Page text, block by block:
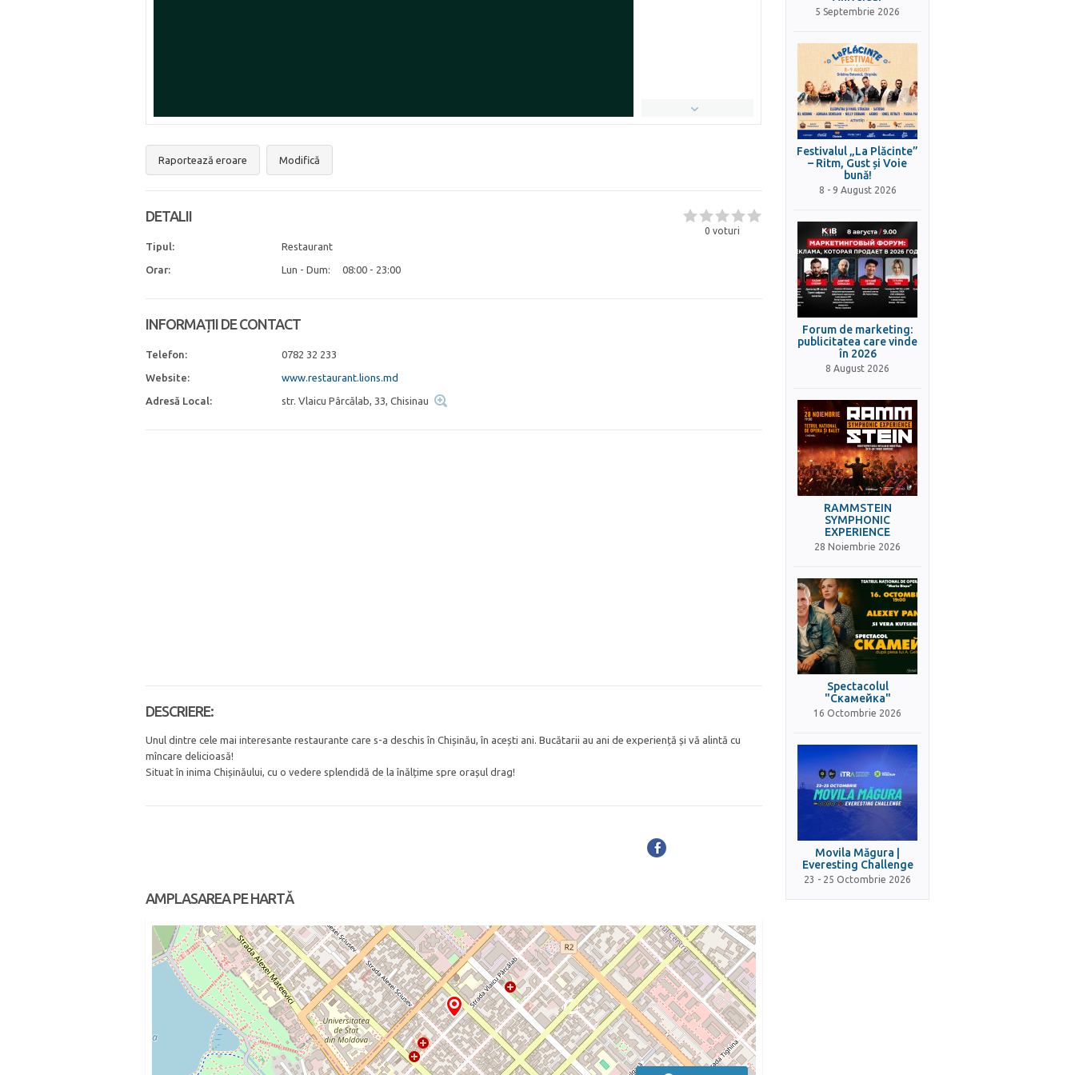
Raportează eroare Modifică
0 voturi
DETALII
Tipul: Restaurant
Orar: Lun - Dum: 08:00 - 23:00
INFORMAȚII DE CONTACT
Telefon: 0782 32 233
Website: www.restaurant.lions.md
Adresă Local: str. Vlaicu Pârcălab, 33, Chisinau
DESCRIERE:
Unul dintre cele mai interesante restaurante care s-a deschis în Chișinău, în acești ani. Bucătarii au ani de experiență și vă alintă cu
mîncare delicioasă!
Situat în inima Chișinăului, cu o vedere splendidă de la înălțime spre orașul drag!
AMPLASAREA PE HARTĂ
5 Septembrie 2026
Festivalul „La Plăcinte”
– Ritm, Gust și Voie
bună!
8 - 9 August 2026
Forum de marketing:
publicitatea care vinde
în 2026
8 August 2026
RAMMSTEIN
SYMPHONIC
EXPERIENCE
28 Noiembrie 2026
Spectacolul
"Скамейка"
16 Octombrie 2026
Movila Măgura |
Everesting Challenge
23 - 25 Octombrie 2026